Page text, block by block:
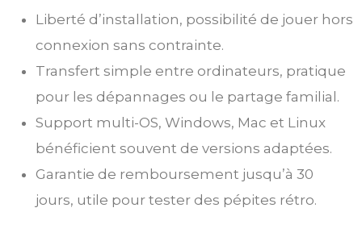
Liberté d’installation, possibilité de jouer hors
connexion sans contrainte.
Transfert simple entre ordinateurs, pratique
pour les dépannages ou le partage familial.
Support multi-OS, Windows, Mac et Linux
bénéficient souvent de versions adaptées.
Garantie de remboursement jusqu’à 30
jours, utile pour tester des pépites rétro.